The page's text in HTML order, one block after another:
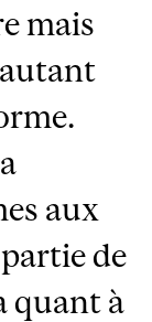
mais
aux
de
quant à